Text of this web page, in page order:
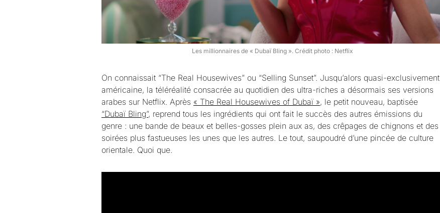
Les millionnaires de « Dubaï Bling ». Crédit photo : Netflix
On connaissait “The Real Housewives” ou “Selling Sunset”. Jusqu’alors quasi-exclusivement
américaine, la téléréalité consacrée au quotidien des ultra-riches a désormais ses versions
arabes sur Netflix. Après « The Real Housewives of Dubaï », le petit nouveau, baptisée
“Dubaï Bling”, reprend tous les ingrédients qui ont fait le succès des autres émissions du
genre : une bande de beaux et belles-gosses plein aux as, des crêpages de chignons et des
soirées plus fastueuses les unes que les autres. Le tout, saupoudré d’une pincée de culture
orientale. Quoi que.